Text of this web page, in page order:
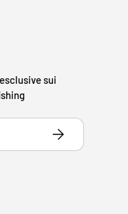
sui
ISCRIVITI